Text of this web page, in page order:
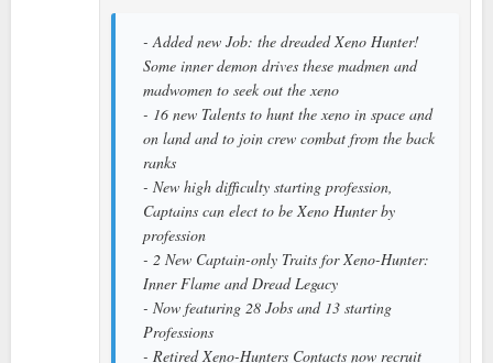
- Added new Job: the dreaded Xeno Hunter!
Some inner demon drives these madmen and
madwomen to seek out the xeno
- 16 new Talents to hunt the xeno in space and
on land and to join crew combat from the back
ranks
- New high difficulty starting profession,
Captains can elect to be Xeno Hunter by
profession
- 2 New Captain-only Traits for Xeno-Hunter:
Inner Flame and Dread Legacy
- Now featuring 28 Jobs and 13 starting
Professions
- Retired Xeno-Hunters Contacts now recruit